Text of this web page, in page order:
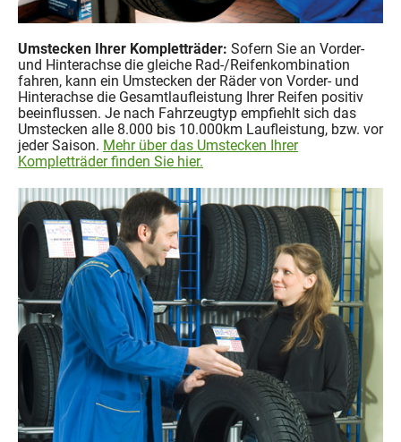
Umstecken Ihrer Kompletträder: Sofern Sie an Vorder-
und Hinterachse die gleiche Rad-/Reifenkombination
fahren, kann ein Umstecken der Räder von Vorder- und
Hinterachse die Gesamtlaufleistung Ihrer Reifen positiv
beeinflussen. Je nach Fahrzeugtyp empfiehlt sich das
Umstecken alle 8.000 bis 10.000km Laufleistung, bzw. vor
jeder Saison. Mehr über das Umstecken Ihrer
Kompletträder finden Sie hier.